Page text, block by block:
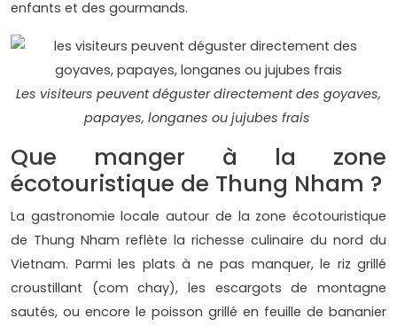
enfants et des gourmands.
Les visiteurs peuvent déguster directement des goyaves,
papayes, longanes ou jujubes frais
Que manger à la zone
écotouristique de Thung Nham ?
La gastronomie locale autour de la zone écotouristique
de Thung Nham reflète la richesse culinaire du nord du
Vietnam. Parmi les plats à ne pas manquer, le riz grillé
croustillant (com chay), les escargots de montagne
sautés, ou encore le poisson grillé en feuille de bananier